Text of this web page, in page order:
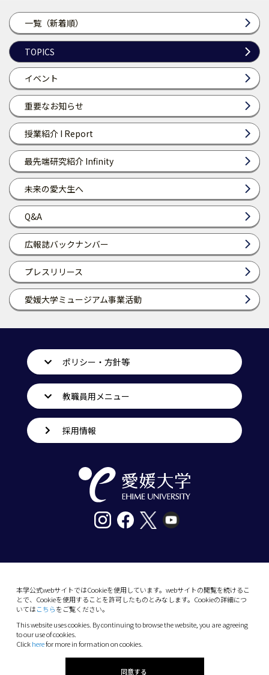
一覧（新着順）
TOPICS
イベント
重要なお知らせ
授業紹介 I Report
最先端研究紹介 Infinity
未来の愛大生へ
Q&A
広報誌バックナンバー
プレスリリース
愛媛大学ミュージアム事業活動
本学公式webサイトではCookieを使用しています。webサイトの閲覧を続けるこ
とで、Cookieを使用することを許可したものとみなします。Cookieの詳細につ
いてはこちらをご覧ください。
This website uses cookies. By continuing to browse the website, you are agreeing
to our use of cookies.
Clickherefor more in formation on cookies.
同意する
ポリシー・方針等
教職員用メニュー
採用情報
10-13 Dogo-Himata, Matsuyama, Ehime 790-
Phone: +81 89-927-9000
(C) 2026 Ehime University.